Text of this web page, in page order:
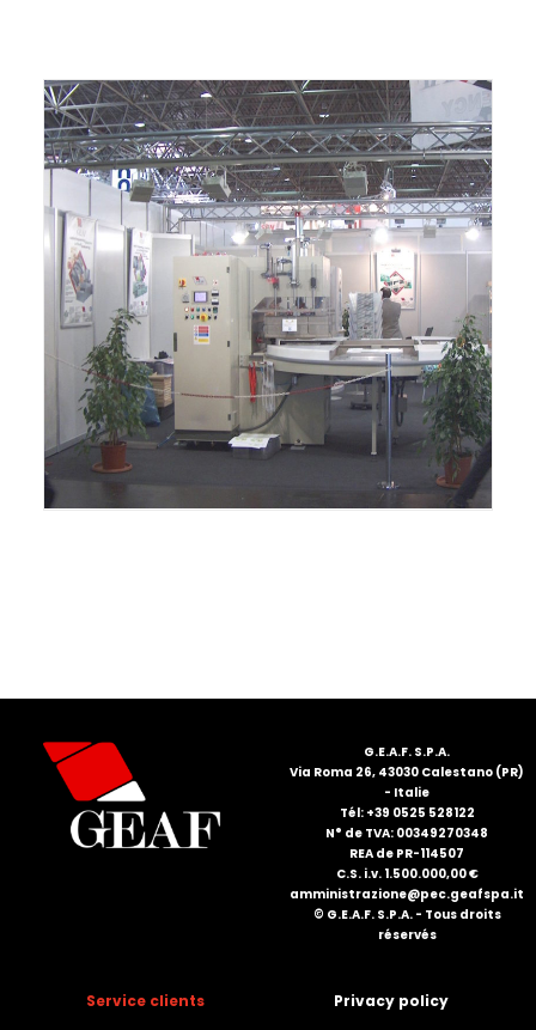
ITALIANO
ENGLISH
DEUTSCH
G.E.A.F. S.P.A.
Via Roma 26, 43030 Calestano (PR)
- Italie
Tél: +39 0525 528122
N° de TVA: 00349270348
REA de PR-114507
C.S. i.v. 1.500.000,00 €
amministrazione@pec.geafspa.it
© G.E.A.F. S.P.A. - Tous droits
réservés
Service clients Privacy policy